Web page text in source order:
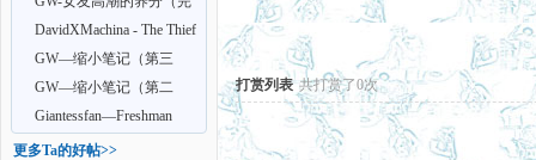
结）GC/绿帽、舔狗
DavidXMachina - The Thief
1-3
GW—缩小笔记（第三
部）GC、GT、GTS、乱伦
GW—缩小笔记（第二
部）GC、GT、GTS
Giantessfan—Freshman
Giantess 6
更多Ta的好帖>>
打赏列表 共打赏了0次